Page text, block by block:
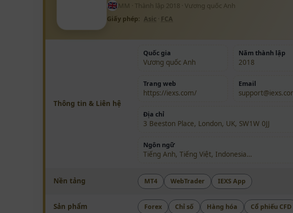
MM · Thành lập 2018 · Vương quốc Anh
Giấy phép: Asic · FCA
Thông tin & Liên hệ
Quốc gia
Vương quốc Anh
Năm thành lập
2018
Trang web
https://iexs.com/
Email
Địa chỉ
3 Beeston Place, London, UK, SW1W 0JJ
Ngôn ngữ
Tiếng Anh, Tiếng Việt, Indonesia…
Nền tảng MT4 WebTrader IEXS App
Sản phẩm Forex Chỉ số Hàng hóa Cổ phiếu CFD